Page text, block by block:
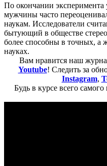
По окончании эксперимента
мужчины часто
наукам. Исследователи
бытующий в обществе
более способны в точных,
науках.
Вам нравится наш
Youtube! Следить за
Instagram,
Будь в курсе всего